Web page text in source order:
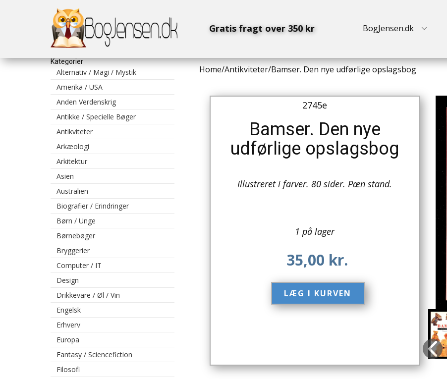
BogJensen.dk
Gratis fragt over 350 kr
Kategorier
Alternativ / Magi / Mystik
Amerika / USA
Anden Verdenskrig
Antikke / Specielle Bøger
Antikviteter
Arkæologi
Arkitektur
Asien
Australien
Biografier / Erindringer
Børn / Unge
Børnebøger
Bryggerier
Computer / IT
Design
Drikkevare / Øl / Vin
Engelsk
Erhverv
Europa
Fantasy / Sciencefiction
Filosofi
Home/Antikviteter/Bamser. Den nye udførlige opslagsbog
2745e
Bamser. Den nye
udførlige opslagsbog
Illustreret i farver. 80 sider. Pæn stand.
1 på lager
35,00 kr.
LÆG I KURVEN​